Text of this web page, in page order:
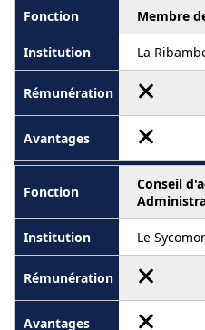
Membre
La
Conseil
Le